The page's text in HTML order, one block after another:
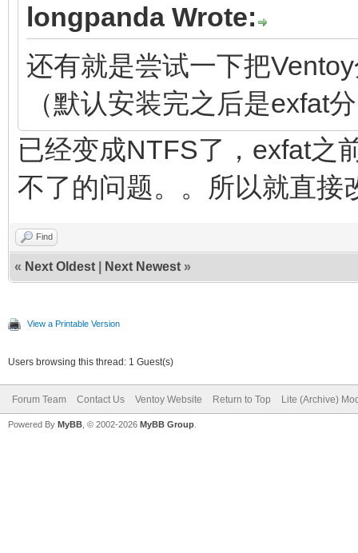
longpanda Wrote:
还有就是尝试一下把
（默认安装完之后是exfat
已经变成NTFS了，exfat之
不了的问题。。所以就直接
Find
« Next Oldest Next Newest »
View a Printable Version
Users browsing this thread: 1 Guest(s)
Forum Team Contact Us Ventoy Website Return to Top Lite (Archive)
Powered By MyBB , © 2002-2026 MyBB Group